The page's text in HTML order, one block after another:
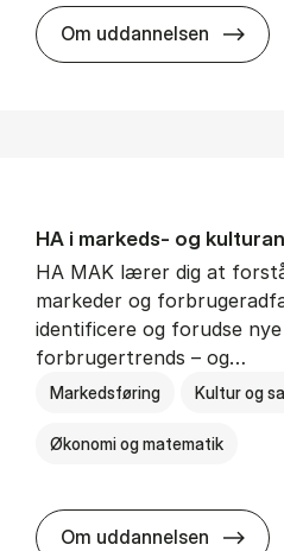
Om uddannelsen HA
HA i mar­keds- og
HA MAK lærer dig at
markeder og
identificere og forudse
forbrugertrends – og…
Markedsføring Kultur og
Økonomi og matematik
Om uddannelsen HA i